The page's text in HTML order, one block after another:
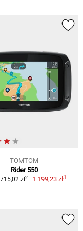
TOMTOM
Rider 550
zł2 1 199,23 zł1